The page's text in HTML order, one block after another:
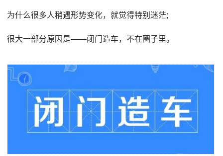
为什么很多人稍遇形势变化，就觉得特别迷茫;
很大一部分原因是——闭门造车，不在圈子里。